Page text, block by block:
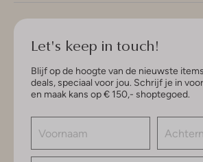
Let's keep in touch!
Blijf op de hoogte van de nieuwste
deals, speciaal voor jou. Schrijf je in
en maak kans op € 150,- shoptegoed.